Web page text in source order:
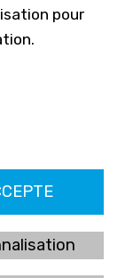
pour
de Alicante 4327
F
Los Altos